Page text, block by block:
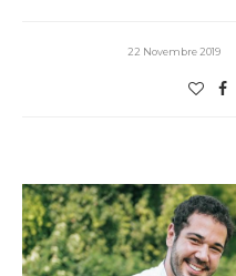
22 Novembre 2019